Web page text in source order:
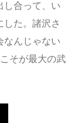
し合って、い
た。諸沢さ
なんじゃない
そが最大の武